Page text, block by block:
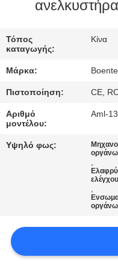
ΈΛΕΓΧΟΣ
ΜΑΣ
ΕΛΆΤΕ
ΕΠΑΦΉ
ΜΕ
ΠΕΡΙΠΤΏΣΕΙΣ
ROOM
Τόπος
καταγωγής:
Κίνα
Μάρκα: Boente
Πιστοποίηση: CE,
Αριθμό
μοντέλου:
Aml-
Υψηλό φως:
,
ελέγχου
,